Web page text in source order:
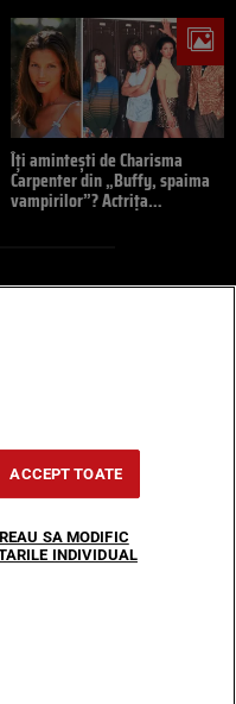
Îți amintești de Charisma
Carpenter din „Buffy, spaima
vampirilor”? Actrița…
ACCEPT TOATE
SA MODIFIC
INDIVIDUAL